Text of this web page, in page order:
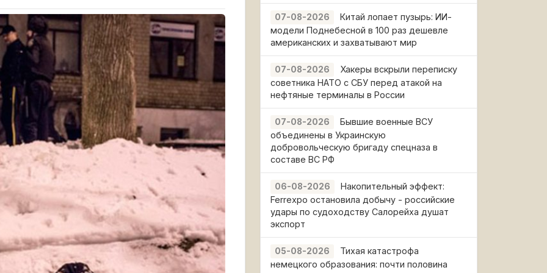
07-08-2026
Китай лопает пузырь: ИИ-
модели Поднебесной в 100 раз дешевле
американских и захватывают мир
07-08-2026
Хакеры вскрыли переписку
советника НАТО с СБУ перед атакой на
нефтяные терминалы в России
07-08-2026
Бывшие военные ВСУ
объединены в Украинскую
добровольческую бригаду спецназа в
составе ВС РФ
06-08-2026
Накопительный эффект:
Ferrexpo остановила добычу - российские
удары по судоходству Салорейха душат
экспорт
05-08-2026
Тихая катастрофа
немецкого образования: почти половина